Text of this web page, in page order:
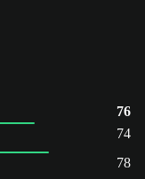
76
74
78